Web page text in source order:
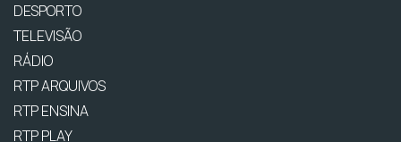
DESPORTO
TELEVISÃO
RÁDIO
RTP ARQUIVOS
RTP ENSINA
RTP PLAY